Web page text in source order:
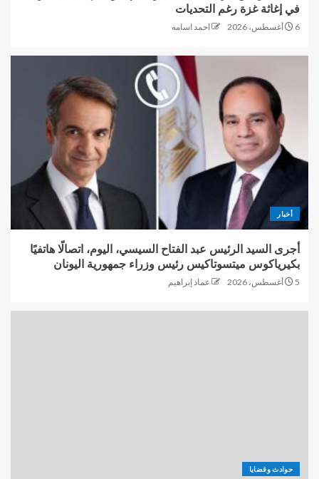
في إغاثة غزة رغم التحديات
6 أغسطس، 2026 احمد اسامه
أخبار
أجرى السيد الرئيس عبد الفتاح السيسي، اليوم، اتصالًا هاتفيًا
بكيرياكوس ميتسوتاكيس رئيس وزراء جمهورية اليونان
5 أغسطس، 2026 عماد إبراهيم
حوادث وقضايا